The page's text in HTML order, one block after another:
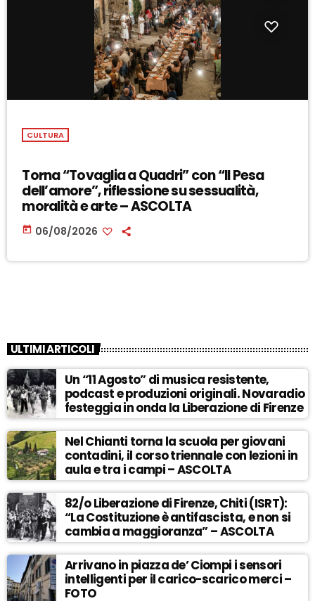
CULTURA
Torna “Tovaglia a Quadri” con “Il Pesa
dell’amore”, riflessione su sessualità,
moralità e arte – ASCOLTA
today 06/08/2026
ULTIMI ARTICOLI
Un “11 Agosto” di musica resistente,
podcast e produzioni originali. Novaradio
festeggia in onda la Liberazione di Firenze
Nel Chianti torna la scuola per giovani
contadini, il corso triennale con lezioni in
aula e tra i campi – ASCOLTA
82/o Liberazione di Firenze, Chiti (ISRT):
“La Costituzione è antifascista, e non si
cambia a maggioranza” – ASCOLTA
Arrivano in piazza de’ Ciompi i sensori
intelligenti per il carico-scarico merci –
FOTO